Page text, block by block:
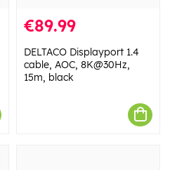
€89.99
DELTACO Displayport 1.4
cable, AOC, 8K@30Hz,
15m, black